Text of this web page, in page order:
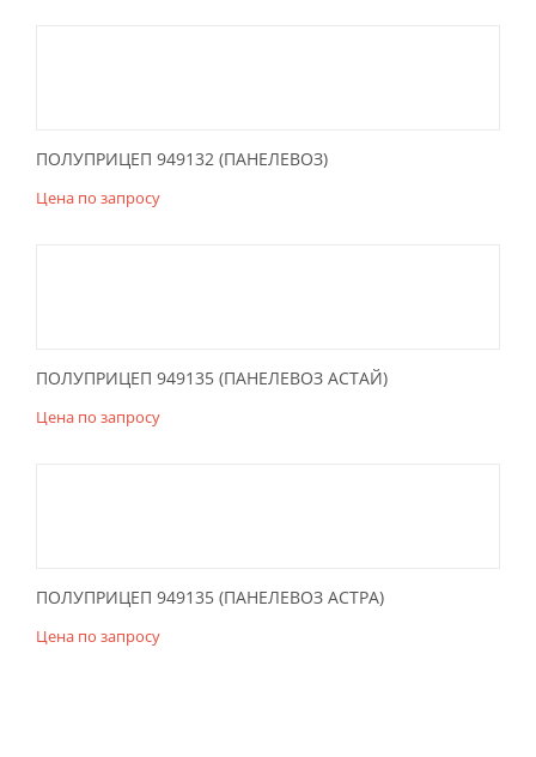
ПОЛУПРИЦЕП 949132 (ПАНЕЛЕВОЗ)
Цена по запросу
ПОЛУПРИЦЕП 949135 (ПАНЕЛЕВОЗ АСТАЙ)
Цена по запросу
ПОЛУПРИЦЕП 949135 (ПАНЕЛЕВОЗ АСТРА)
Цена по запросу